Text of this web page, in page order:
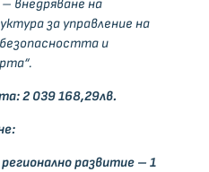
внедряване на
за управление на
и
2 039 168,29лв.
развитие– 1